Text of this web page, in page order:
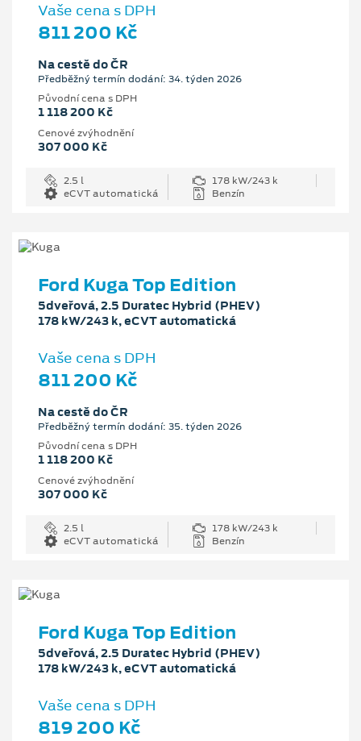
Vaše cena s DPH
811 200 Kč
Na cestě do ČR
Předběžný termín dodání: 34. týden 2026
Původní cena s DPH
1 118 200 Kč
Cenové zvýhodnění
307 000 Kč
2.5 l
178 kW/243 k
eCVT automatická
Benzín
Ford Kuga Top Edition
5dveřová, 2.5 Duratec Hybrid (PHEV)
178 kW/243 k, eCVT automatická
Vaše cena s DPH
811 200 Kč
Na cestě do ČR
Předběžný termín dodání: 35. týden 2026
Původní cena s DPH
1 118 200 Kč
Cenové zvýhodnění
307 000 Kč
2.5 l
178 kW/243 k
eCVT automatická
Benzín
Ford Kuga Top Edition
5dveřová, 2.5 Duratec Hybrid (PHEV)
178 kW/243 k, eCVT automatická
Vaše cena s DPH
819 200 Kč